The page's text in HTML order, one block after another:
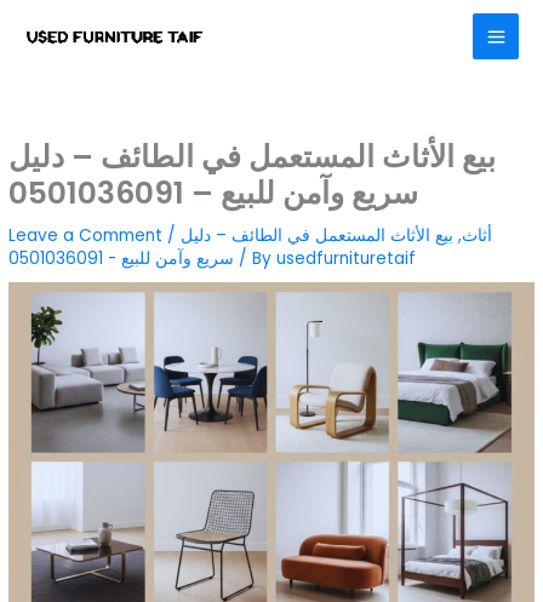
بيع الأثاث المستعمل في الطائف – دليل
سريع وآمن للبيع – 0501036091
Leave a Comment / أثاث, بيع الأثاث المستعمل في الطائف – دليل
سريع وآمن للبيع - 0501036091 / Byusedfurnituretaif